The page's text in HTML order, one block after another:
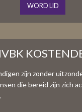
WORD LID
zijn zonder
die bereid zijn zich